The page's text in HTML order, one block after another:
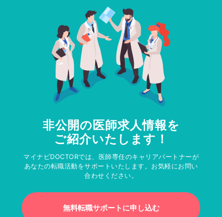
非公開の医師求人情報を
ご紹介いたします！
マイナビDOCTORでは、医師専任のキャリアパートナーが
あなたの転職活動をサポートいたします。お気軽にお問い
合わせください。
無料転職サポートに申し込む